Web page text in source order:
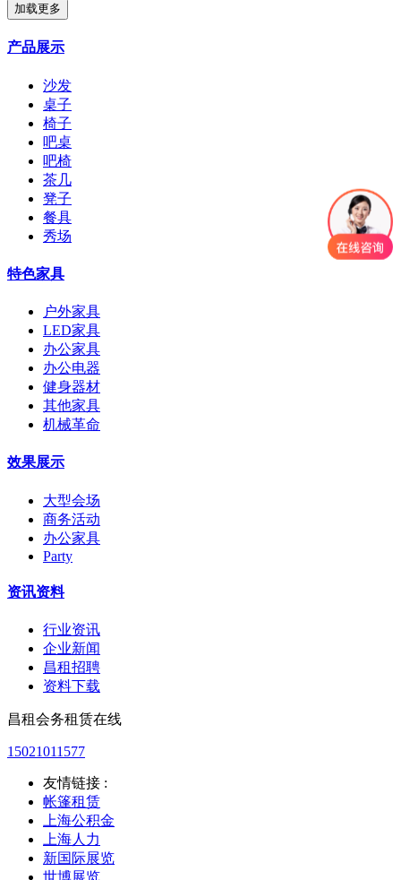
加载更多
产品展示
沙发
桌子
椅子
吧桌
吧椅
茶几
凳子
餐具
秀场
特色家具
户外家具
LED家具
办公家具
办公电器
健身器材
其他家具
机械革命
效果展示
大型会场
商务活动
办公家具
Party
资讯资料
行业资讯
企业新闻
昌租招聘
资料下载
昌租会务租赁在线
15021011577
友情链接 :
帐篷租赁
上海公积金
上海人力
新国际展览
世博展览